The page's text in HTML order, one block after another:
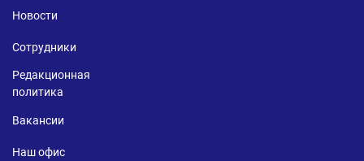
Новости
Сотрудники
Редакционная
политика
Вакансии
Наш офис